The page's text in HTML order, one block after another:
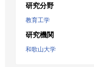
研究分野
教育工学
研究機関
和歌山大学